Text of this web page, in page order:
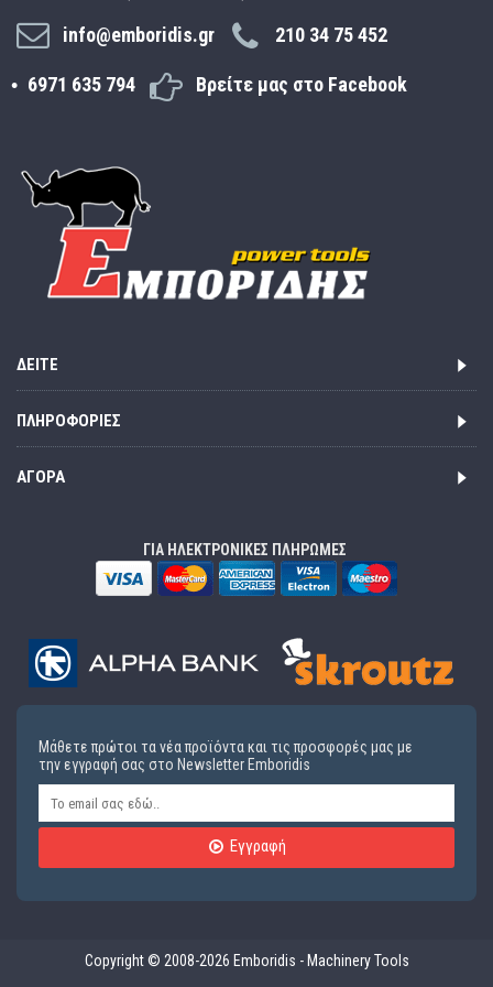
info@emboridis.gr
210 34 75 452
6971 635 794 Βρείτε μας στο Facebook
ΔΕΊΤΕ
ΠΛΗΡΟΦΟΡΊΕΣ
ΑΓΟΡΆ
ΓΙΑ ΗΛΕΚΤΡΟΝΙΚΕΣ ΠΛΗΡΩΜΕΣ
Μάθετε πρώτοι τα νέα προϊόντα και τις προσφορές μας με
την εγγραφή σας στο Newsletter Emboridis
Εγγραφή
Copyright © 2008-2026 Emboridis - Machinery Tools